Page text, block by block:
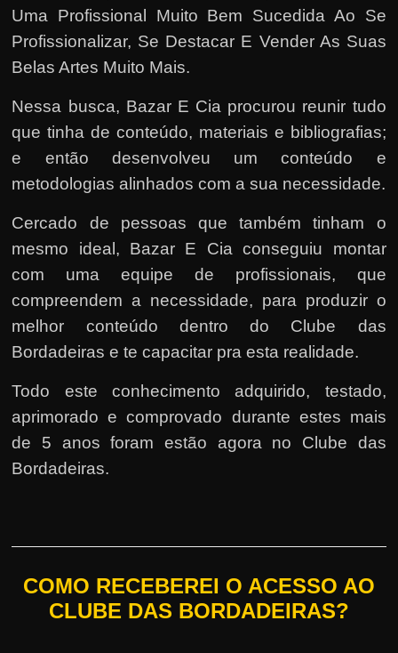
Uma Profissional Muito Bem Sucedida Ao Se
Profissionalizar, Se Destacar E Vender As Suas
Belas Artes Muito Mais.
Nessa busca, Bazar E Cia procurou reunir tudo
que tinha de conteúdo, materiais e bibliografias;
e então desenvolveu um conteúdo e
metodologias alinhados com a sua necessidade.
Cercado de pessoas que também tinham o
mesmo ideal, Bazar E Cia conseguiu montar
com uma equipe de profissionais, que
compreendem a necessidade, para produzir o
melhor conteúdo dentro do Clube das
Bordadeiras e te capacitar pra esta realidade.
Todo este conhecimento adquirido, testado,
aprimorado e comprovado durante estes mais
de 5 anos foram estão agora no Clube das
Bordadeiras.
COMO RECEBEREI O ACESSO AO
CLUBE DAS BORDADEIRAS?